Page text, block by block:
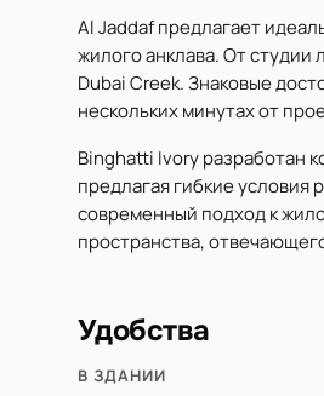
Al Jaddaf предлагает
жилого анклава. От студии
Dubai Creek. Знаковые
нескольких минутах от
Binghatti Ivory разработан
предлагая гибкие
современный подход к
пространства,
Удобства
В ЗДАНИИ